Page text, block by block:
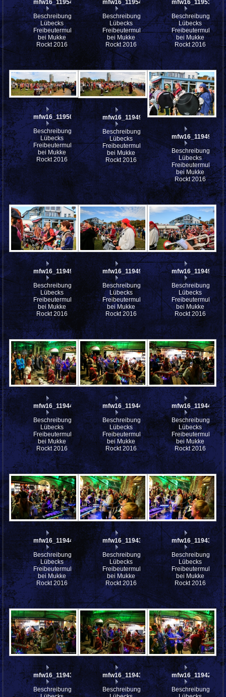
mfw16_119541ww
Beschreibung:
Lübecks
Freibeutermukke
bei Mukke
Rockt 2016
mfw16_119540ww
Beschreibung:
Lübecks
Freibeutermukke
bei Mukke
Rockt 2016
mfw16_119539ww
Beschreibung:
Lübecks
Freibeutermukke
bei Mukke
Rockt 2016
mfw16_119501ww
Beschreibung:
Lübecks
Freibeutermukke
bei Mukke
Rockt 2016
mfw16_119495ww
Beschreibung:
Lübecks
Freibeutermukke
bei Mukke
Rockt 2016
mfw16_119494ww
Beschreibung:
Lübecks
Freibeutermukke
bei Mukke
Rockt 2016
mfw16_119493ww
Beschreibung:
Lübecks
Freibeutermukke
bei Mukke
Rockt 2016
mfw16_119491ww
Beschreibung:
Lübecks
Freibeutermukke
bei Mukke
Rockt 2016
mfw16_119490ww
Beschreibung:
Lübecks
Freibeutermukke
bei Mukke
Rockt 2016
mfw16_119447ww
Beschreibung:
Lübecks
Freibeutermukke
bei Mukke
Rockt 2016
mfw16_119445ww
Beschreibung:
Lübecks
Freibeutermukke
bei Mukke
Rockt 2016
mfw16_119444ww
Beschreibung:
Lübecks
Freibeutermukke
bei Mukke
Rockt 2016
mfw16_119442ww
Beschreibung:
Lübecks
Freibeutermukke
bei Mukke
Rockt 2016
mfw16_119439ww
Beschreibung:
Lübecks
Freibeutermukke
bei Mukke
Rockt 2016
mfw16_119438ww
Beschreibung:
Lübecks
Freibeutermukke
bei Mukke
Rockt 2016
mfw16_119434ww
Beschreibung:
mfw16_119433ww
Beschreibung:
mfw16_119425ww
Beschreibung: